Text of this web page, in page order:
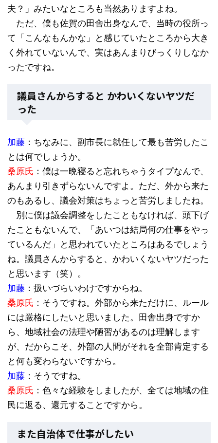
夫？」みたいなところも当然ありますよね。
ただ、僕も佐賀の田舎出身なんで、当時の役所っ
て「こんなもんかな」と感じていたところから大き
く外れていないんで、実はあんまりびっくりしなか
ったですね。
議員さんからすると かわいくないヤツだ
った
加藤 ：ちなみに、副市長に就任して最も苦労したこ
とは何でしょうか。
桑原氏 ：僕は一晩寝ると忘れちゃうタイプなんで、
あんまり引きずらないんですよ。ただ、外から来た
のもあるし、議会対策はちょっと苦労しましたね。
別に僕は議会調整をしたこともなければ、頭下げ
たこともないんで、「あいつは結局何の仕事をやっ
ているんだ」と思われていたところはあるでしょう
ね。議員さんからすると、かわいくないヤツだった
と思います（笑）。
加藤 ：扱いづらいわけですからね。
桑原氏 ：そうですね。外部から来ただけに、ルール
には厳格にしたいと思いました。田舎出身ですか
ら、地域社会の法理や陋習があるのは理解します
が、だからこそ、外部の人間がそれを全部肯定する
と何も変わらないですから。
加藤 ：そうですね。
桑原氏 ：色々な経験をしましたが、全ては地域の住
民に返る、還元することですから。
また自治体で仕事がしたい